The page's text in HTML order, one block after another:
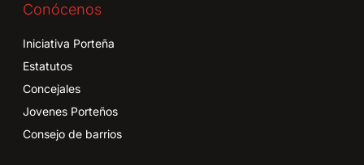
Conócenos
Iniciativa Porteña
Estatutos
Concejales
Jovenes Porteños
Consejo de barrios